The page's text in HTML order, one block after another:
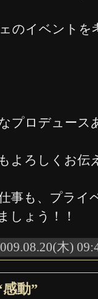
のイベントを
プロデュース
よろしくお伝
事も、プライ
しょう！！
木)
動”